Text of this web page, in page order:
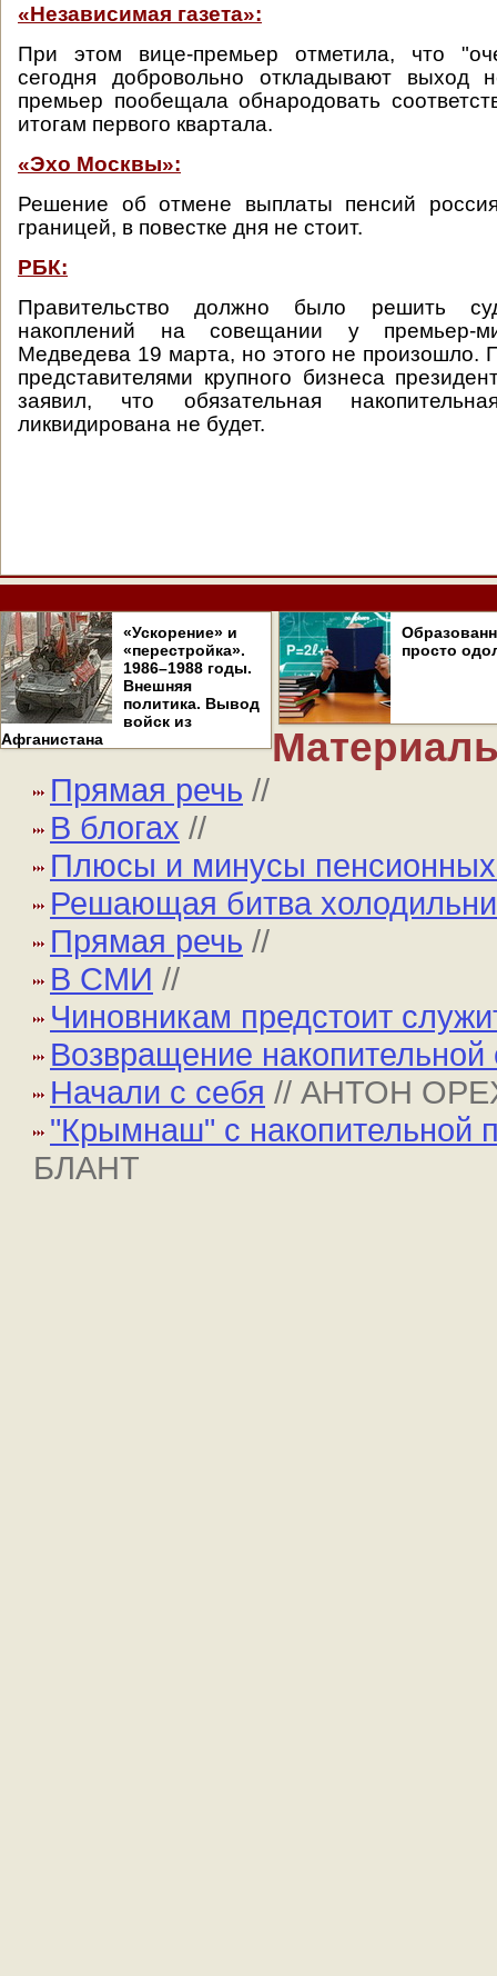
«Независимая газета»:
При этом вице-премьер отметила, что
сегодня добровольно откладывают выход
премьер пообещала обнародовать
итогам первого квартала.
«Эхо Москвы»:
Решение об отмене выплаты пенсий
границей, в повестке дня не стоит.
РБК:
Правительство должно было решить
накоплений на совещании у премьер-
Медведева 19 марта, но этого не произошло.
представителями крупного бизнеса
заявил, что обязательная
ликвидирована не будет.
«Ускорение» и
«перестройка».
1986–1988 годы.
Внешняя
политика. Вывод
войск из
Афганистана
просто
Прямая речь //
В блогах //
Плюсы и минусы
Решающая битва
Прямая речь //
В СМИ //
Чиновникам предстоит
Возвращение
Начали с себя // АНТОН
"Крымнаш" с накопительной
БЛАНТ